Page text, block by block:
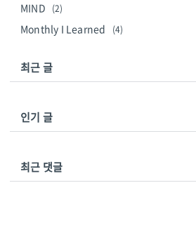
MIND (2)
Monthly I Learned (4)
최근 글
인기 글
최근 댓글